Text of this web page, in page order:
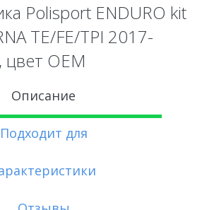
Polisport ENDURO kit
TE/FE/TPI 2017-
OEM
Описание
Подходит для